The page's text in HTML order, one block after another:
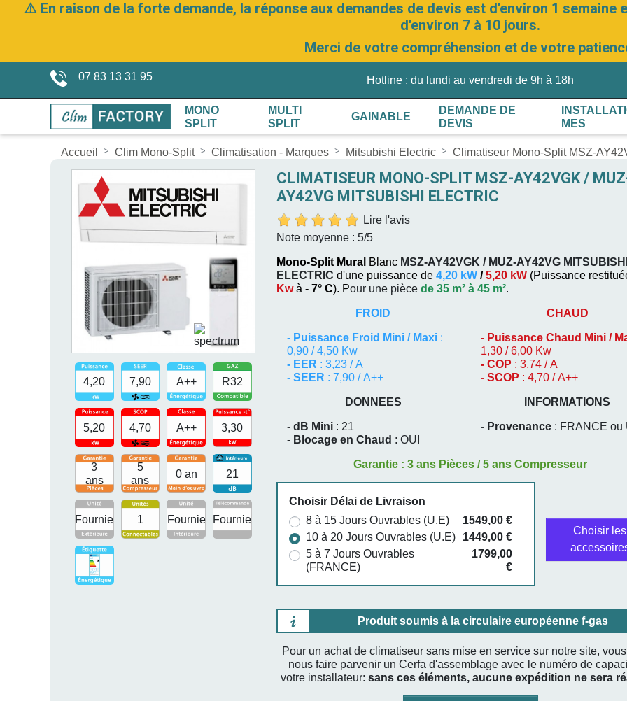
⚠️ En raison de la forte demande, la réponse aux demandes de devis est d'environ 1
d'environ 7 à 10 jours.
Merci de votre compréhension et de votre
07 83 13 31 95 Hotline : du lundi au vendredi de 9h à 18h
MONO
SPLIT
MULTI
SPLIT
GAINABLE
DEMANDE DE
DEVIS
MES
Accueil Clim Mono-Split Climatisation - Marques Mitsubishi Electric Climatiseur Mono-Split MSZ-
3
ans
5
ans
0 an
4,20
5,20 3,30
Fournie Fournie Fournie
7,90 A++
4,70 A++
21
1
R32
CLIMATISEUR MONO-SPLIT MSZ-AY42VGK /
AY42VG MITSUBISHI ELECTRIC
Lire l'avis
Note moyenne : 5/5
Mono-Split Mural Blanc MSZ-AY42VGK / MUZ-AY42VG
ELECTRIC d'une puissance de 4,20 kW /5,20 kW (Puissance
Kwà - 7° C). Pour une pièce de 35 m² à 45 m².
FROID
- Puissance Froid Mini / Maxi:
0,90 / 4,50 Kw
- EER : 3,23 / A
- SEER : 7,90 / A++
CHAUD
- Puissance Chaud Mini /
1,30 / 6,00 Kw
- COP : 3,74 / A
- SCOP : 4,70 / A++
DONNEES
- dB Mini: 21
- Blocage en Chaud : OUI
INFORMATIONS
- Provenance : FRANCE ou
Garantie : 3 ans Pièces / 5 ans Compresseur
Choisir Délai de Livraison
8 à 15 Jours Ouvrables (U.E)
1549,00 €
10 à 20 Jours Ouvrables (U.E)
1449,00 €
5 à 7 Jours Ouvrables
(FRANCE)
1799,00
€
Choisir les
Produit soumis à la circulaire européenne f-gas
Pour un achat de climatiseur sans mise en service sur notre site,
nous faire parvenir un Cerfa d'assemblage avec le numéro de
votre installateur: sans ces éléments, aucune expédition ne sera